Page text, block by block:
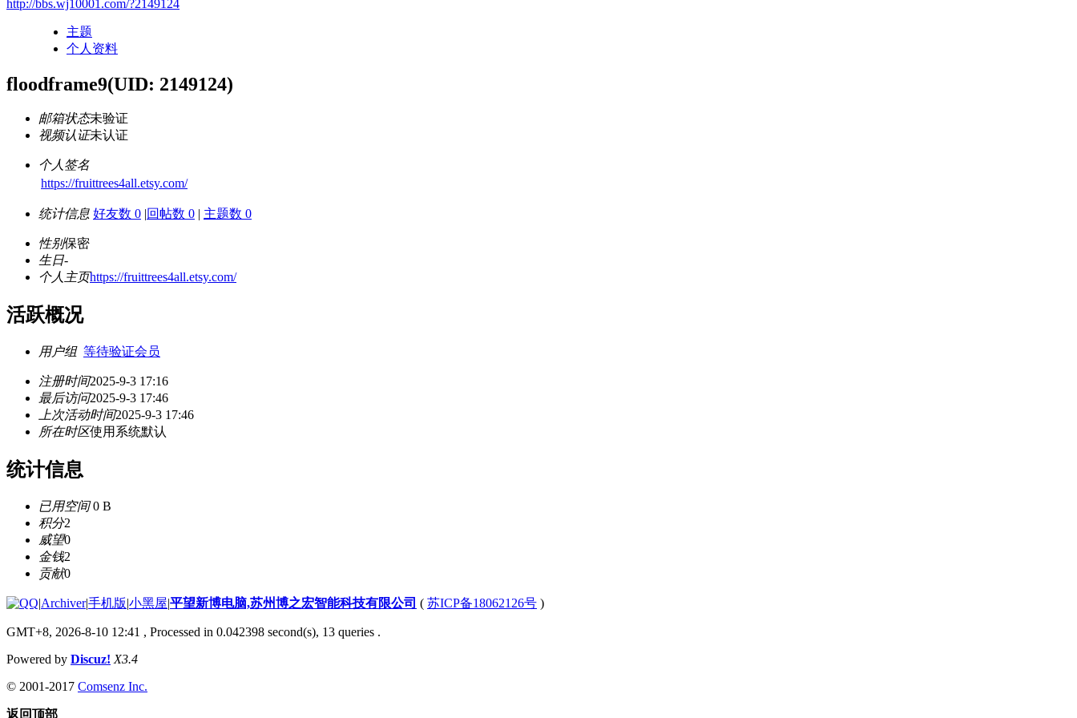
http://bbs.wj10001.com/?2149124
主题
个人资料
floodframe9(UID: 2149124)
邮箱状态未验证
视频认证未认证
个人签名
https://fruittrees4all.etsy.com/
统计信息 好友数 0 |回帖数 0 | 主题数 0
性别保密
生日-
个人主页https://fruittrees4all.etsy.com/
活跃概况
用户组 等待验证会员
注册时间2025-9-3 17:16
最后访问2025-9-3 17:46
上次活动时间2025-9-3 17:46
所在时区使用系统默认
统计信息
已用空间0 B
积分2
威望0
金钱2
贡献0
|Archiver|手机版|小黑屋|平望新博电脑,苏州博之宏智能科技有限公司 ( 苏ICP备18062126号 )
GMT+8, 2026-8-10 12:41 , Processed in 0.042398 second(s), 13 queries .
Powered by Discuz! X3.4
© 2001-2017 Comsenz Inc.
返回顶部